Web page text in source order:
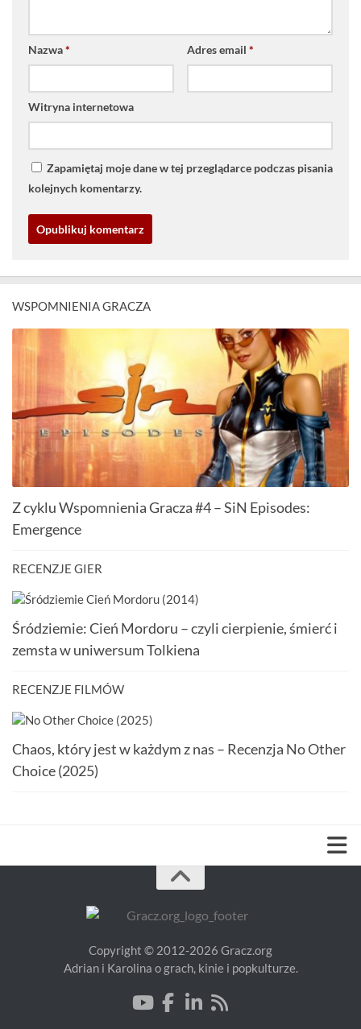
Nazwa* Adres email *
Witryna internetowa
Zapamiętaj moje dane w tej przeglądarce podczas pisania
kolejnych komentarzy.
WSPOMNIENIA GRACZA
Z cyklu Wspomnienia Gracza #4 – SiN Episodes:
Emergence
RECENZJE GIER
Śródziemie: Cień Mordoru – czyli cierpienie, śmierć i
zemsta w uniwersum Tolkiena
RECENZJE FILMÓW
Chaos, który jest w każdym z nas – Recenzja No Other
Choice (2025)
Copyright © 2012-2026 Gracz.org
Adrian i Karolina o grach, kinie i popkulturze.